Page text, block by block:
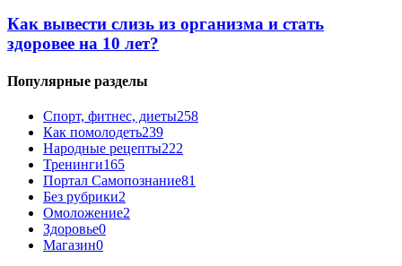
Как вывести слизь из организма и стать
здоровее на 10 лет?
Популярные разделы
Спорт, фитнес, диеты258
Как помолодеть239
Народные рецепты222
Тренинги165
Портал Самопознание81
Без рубрики2
Омоложение2
Здоровье0
Магазин0